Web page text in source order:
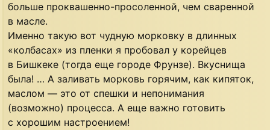
больше проквашенно-просоленной, чем сваренной
в масле.
Именно такую вот чудную морковку в длинных
«колбасах» из пленки я пробовал у корейцев
в Бишкеке (тогда еще городе Фрунзе). Вкуснища
была! … А заливать морковь горячим, как кипяток,
маслом — это от спешки и непонимания
(возможно) процесса. А еще важно готовить
с хорошим настроением!